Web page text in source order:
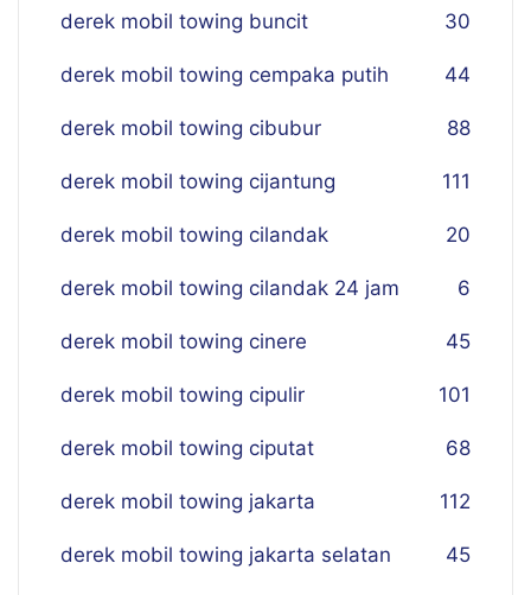
derek mobil towing buncit 30
derek mobil towing cempaka putih 44
derek mobil towing cibubur 88
derek mobil towing cijantung 111
derek mobil towing cilandak 20
derek mobil towing cilandak 24 jam 6
derek mobil towing cinere 45
derek mobil towing cipulir 101
derek mobil towing ciputat 68
derek mobil towing jakarta 112
derek mobil towing jakarta selatan 45